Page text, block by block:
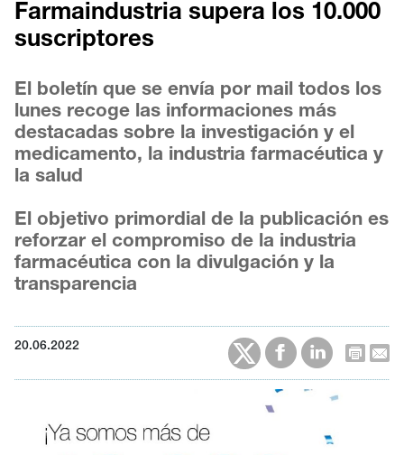
Farmaindustria supera los 10.000
suscriptores
El boletín que se envía por mail todos los
lunes recoge las informaciones más
destacadas sobre la investigación y el
medicamento, la industria farmacéutica y
la salud
El objetivo primordial de la publicación es
reforzar el compromiso de la industria
farmacéutica con la divulgación y la
transparencia
20.06.2022